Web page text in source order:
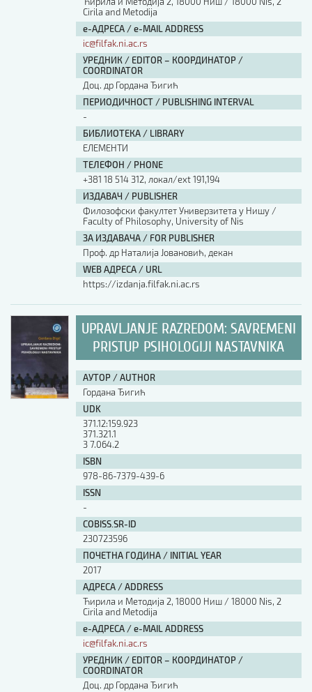
Cirila and Metodija
е-АДРЕСА / e-MAIL ADDRESS
ic@filfak.ni.ac.rs
УРЕДНИК / EDITOR – КООРДИНАТОР /
COORDINATOR
Доц. др Гордана Ђигић
ПЕРИОДИЧНОСТ / PUBLISHING INTERVAL
-
БИБЛИОТЕКА / LIBRARY
ЕЛЕМЕНТИ
ТЕЛЕФОН / PHONE
+381 18 514 312, локал/ext 191,194
ИЗДАВАЧ / PUBLISHER
Филозофски факултет Универзитета у Нишу /
Faculty of Philosophy, University of Nis
ЗА ИЗДАВАЧА / FOR PUBLISHER
Проф. др Наталија Јовановић, декан
WEB АДРЕСА / URL
https://izdanja.filfak.ni.ac.rs
UPRAVLJANJE RAZREDOM: SAVREMENI
PRISTUP PSIHOLOGIJI NASTAVNIKA
АУТОР / AUTHOR
Гордана Ђигић
UDK
371.12:159.923
371.321.1
3 7.064.2
ISBN
978-86-7379-439-6
ISSN
-
COBISS.SR-ID
230723596
ПОЧЕТНА ГОДИНА / INITIAL YEAR
2017
АДРЕСА / ADDRESS
Ћирила и Методија 2, 18000 Ниш / 18000 Nis, 2
Cirila and Metodija
е-АДРЕСА / e-MAIL ADDRESS
ic@filfak.ni.ac.rs
УРЕДНИК / EDITOR – КООРДИНАТОР /
COORDINATOR
Доц. др Гордана Ђигић